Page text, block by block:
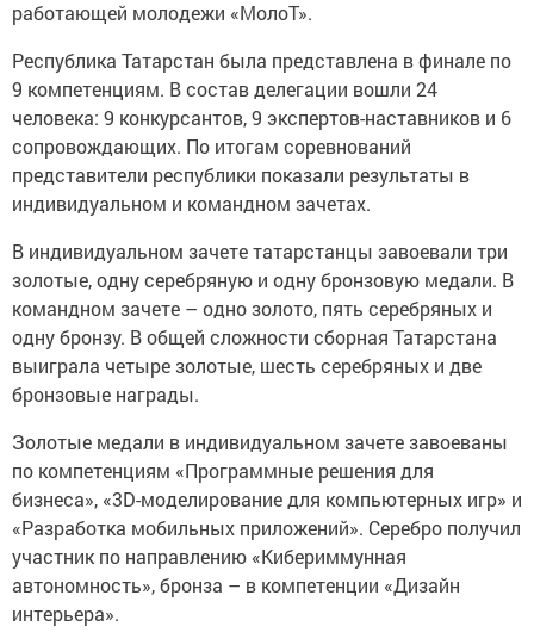
работающей молодежи «МолоТ».
Республика Татарстан была представлена в финале по
9 компетенциям. В состав делегации вошли 24
человека: 9 конкурсантов, 9 экспертов-наставников и 6
сопровождающих. По итогам соревнований
представители республики показали результаты в
индивидуальном и командном зачетах.
В индивидуальном зачете татарстанцы завоевали три
золотые, одну серебряную и одну бронзовую медали. В
командном зачете – одно золото, пять серебряных и
одну бронзу. В общей сложности сборная Татарстана
выиграла четыре золотые, шесть серебряных и две
бронзовые награды.
Золотые медали в индивидуальном зачете завоеваны
по компетенциям «Программные решения для
бизнеса», «3D-моделирование для компьютерных игр» и
«Разработка мобильных приложений». Серебро получил
участник по направлению «Кибериммунная
автономность», бронза – в компетенции «Дизайн
интерьера».